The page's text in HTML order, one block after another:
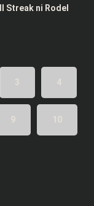
Streak ni Rodel
3 4
9 10